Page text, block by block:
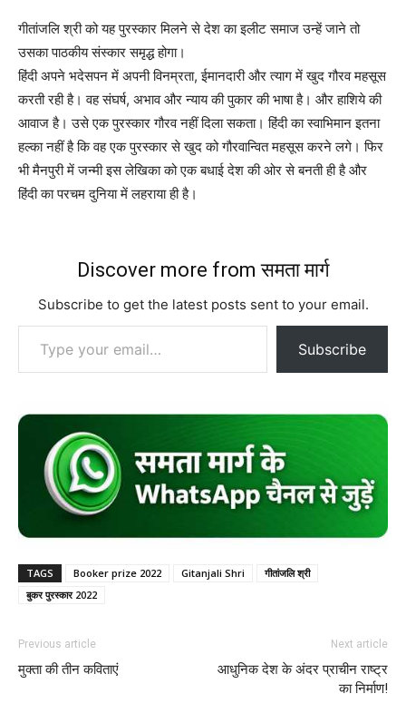
गीतांजलि श्री को यह पुरस्कार मिलने से देश का इलीट समाज उन्हें जाने तो
उसका पाठकीय संस्कार समृद्ध होगा।
हिंदी अपने भदेसपन में अपनी विनम्रता, ईमानदारी और त्याग में खुद गौरव महसूस
करती रही है। वह संघर्ष, अभाव और न्याय की पुकार की भाषा है। और हाशिये की
आवाज है। उसे एक पुरस्कार गौरव नहीं दिला सकता। हिंदी का स्वाभिमान इतना
हल्का नहीं है कि वह एक पुरस्कार से खुद को गौरवान्वित महसूस करने लगे। फिर
भी मैनपुरी में जन्मी इस लेखिका को एक बधाई देश की ओर से बनती ही है और
हिंदी का परचम दुनिया में लहराया ही है।
Discover more from समता मार्ग
Subscribe to get the latest posts sent to your email.
Type your email…
Subscribe
TAGS Booker prize 2022 Gitanjali Shri
गीतांजलि श्री
बुकर पुरस्कार 2022
Previous article
मुक्ता की तीन कविताएं
Next article
आधुनिक देश के अंदर प्राचीन राष्ट्र
का निर्माण!